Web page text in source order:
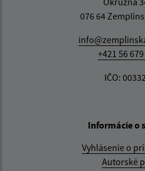
076 64
+421 56
IČO:
Informácie o
Vyhlásenie o
Autorské